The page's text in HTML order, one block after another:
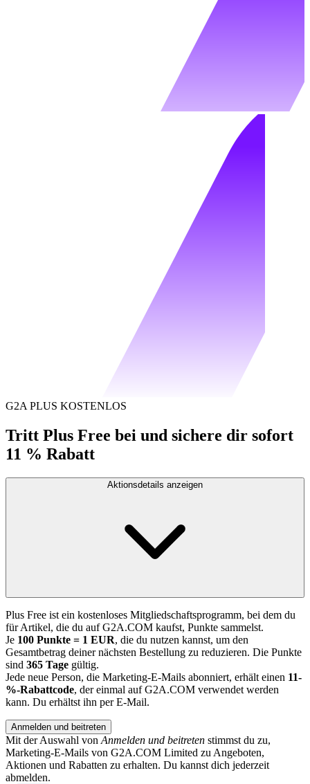
G2A PLUS KOSTENLOS
Tritt Plus Free bei und sichere dir sofort
11 % Rabatt
Aktionsdetails anzeigen
Plus Free ist ein kostenloses Mitgliedschaftsprogramm, bei dem du
für Artikel, die du auf G2A.COM kaufst, Punkte sammelst.
Je 100 Punkte = 1 EUR, die du nutzen kannst, um den
Gesamtbetrag deiner nächsten Bestellung zu reduzieren. Die Punkte
sind 365 Tage gültig.
Jede neue Person, die Marketing-E-Mails abonniert, erhält einen 11-
%-Rabattcode, der einmal auf G2A.COM verwendet werden
kann. Du erhältst ihn per E-Mail.
Anmelden und beitreten
Mit der Auswahl von Anmelden und beitreten stimmst du zu,
Marketing-E-Mails von G2A.COM Limited zu Angeboten,
Aktionen und Rabatten zu erhalten. Du kannst dich jederzeit
abmelden.